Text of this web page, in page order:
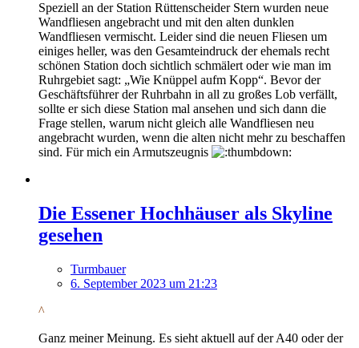
Speziell an der Station Rüttenscheider Stern wurden neue
Wandfliesen angebracht und mit den alten dunklen
Wandfliesen vermischt. Leider sind die neuen Fliesen um
einiges heller, was den Gesamteindruck der ehemals recht
schönen Station doch sichtlich schmälert oder wie man im
Ruhrgebiet sagt: „Wie Knüppel aufm Kopp“. Bevor der
Geschäftsführer der Ruhrbahn in all zu großes Lob verfällt,
sollte er sich diese Station mal ansehen und sich dann die
Frage stellen, warum nicht gleich alle Wandfliesen neu
angebracht wurden, wenn die alten nicht mehr zu beschaffen
sind. Für mich ein Armutszeugnis
Die Essener Hochhäuser als Skyline
gesehen
Turmbauer
6. September 2023 um 21:23
^
Ganz meiner Meinung. Es sieht aktuell auf der A40 oder der